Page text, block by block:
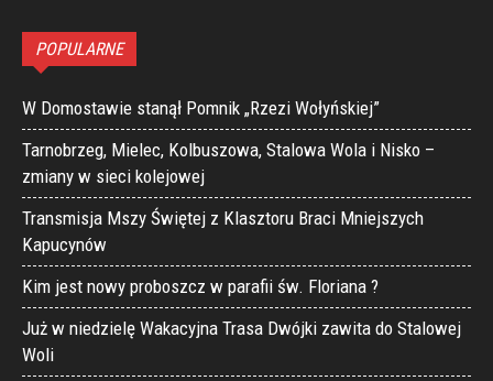
POPULARNE
W Domostawie stanął Pomnik „Rzezi Wołyńskiej”
Tarnobrzeg, Mielec, Kolbuszowa, Stalowa Wola i Nisko –
zmiany w sieci kolejowej
Transmisja Mszy Świętej z Klasztoru Braci Mniejszych
Kapucynów
Kim jest nowy proboszcz w parafii św. Floriana ?
Już w niedzielę Wakacyjna Trasa Dwójki zawita do Stalowej
Woli